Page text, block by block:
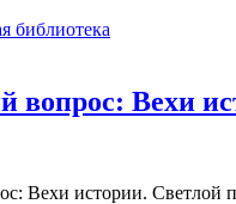
библиотека
вопрос: Вехи
Вехи истории. Светлой